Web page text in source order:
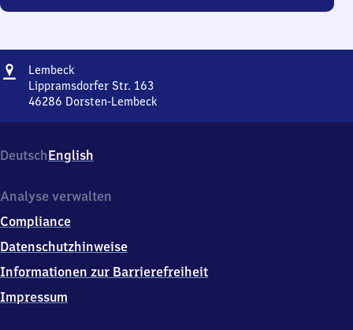
Adresse
Lembeck
Lippramsdorfer Str. 163
46286 Dorsten-Lembeck
Str.
163,
6
8
6
Lembeck
DeutschEnglish
Analyse verwalten
Compliance
Datenschutzhinweise
Informationen zur Barrierefreiheit
Impressum